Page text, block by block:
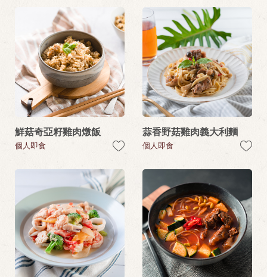
鮮菇奇亞籽雞肉燉飯
個人即食
蒜香野菇雞肉義大利麵
個人即食